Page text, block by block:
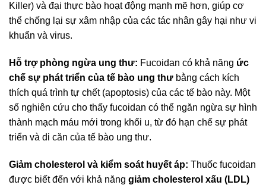
Killer) và đại thực bào hoạt động mạnh mẽ hơn, giúp cơ
thể chống lại sự xâm nhập của các tác nhân gây hại như vi
khuẩn và virus.
Hỗ trợ phòng ngừa ung thư: Fucoidan có khả năng ức
chế sự phát triển của tế bào ung thư bằng cách kích
thích quá trình tự chết (apoptosis) của các tế bào này. Một
số nghiên cứu cho thấy fucoidan có thể ngăn ngừa sự hình
thành mạch máu mới trong khối u, từ đó hạn chế sự phát
triển và di căn của tế bào ung thư.
Giảm cholesterol và kiểm soát huyết áp: Thuốc fucoidan
được biết đến với khả năng giảm cholesterol xấu (LDL)